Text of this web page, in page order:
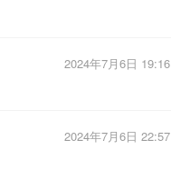
2024年7月6日 19:16
2024年7月6日 22:57